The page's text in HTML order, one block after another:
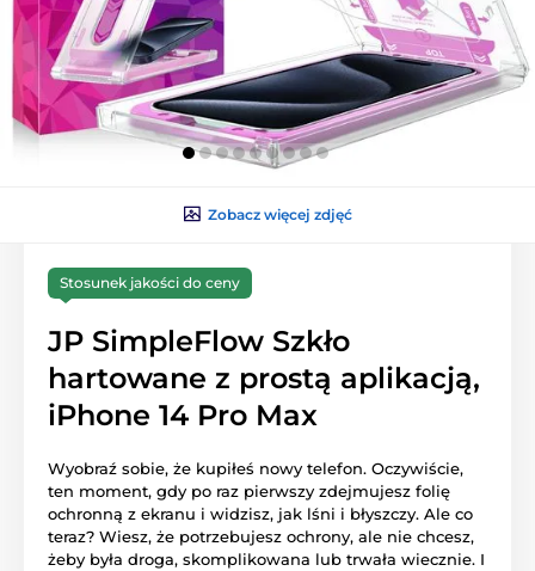
Zobacz więcej zdjęć
Stosunek jakości do ceny
JP SimpleFlow Szkło
hartowane z prostą aplikacją,
iPhone 14 Pro Max
Wyobraź sobie, że kupiłeś nowy telefon. Oczywiście,
ten moment, gdy po raz pierwszy zdejmujesz folię
ochronną z ekranu i widzisz, jak lśni i błyszczy. Ale co
teraz? Wiesz, że potrzebujesz ochrony, ale nie chcesz,
żeby była droga, skomplikowana lub trwała wiecznie. I